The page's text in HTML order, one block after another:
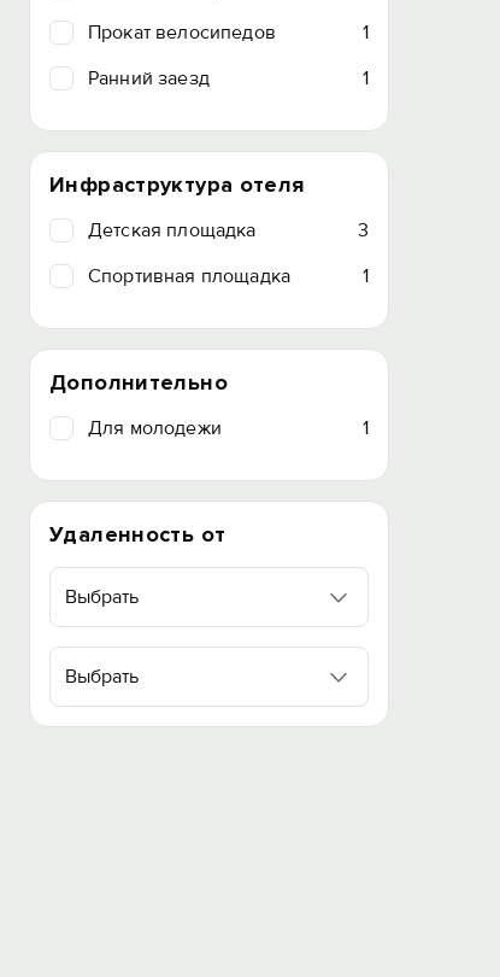
Прокат велосипедов
1
Ранний заезд
1
Инфраструктура отеля
Детская площадка
3
Спортивная площадка
1
Дополнительно
Для молодежи 1
Удаленность от
Выбрать
Выбрать